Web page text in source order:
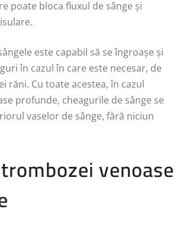
poate bloca fluxul de sânge și
este capabil să se îngroașe și
în cazul în care este necesar, de
răni. Cu toate acestea, în cazul
profunde, cheagurile de sânge se
vaselor de sânge, fără niciun
venoase